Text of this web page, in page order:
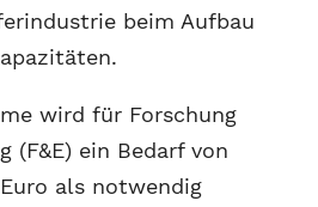
beim Aufbau
wird für Forschung
(F&E) ein Bedarf von
als notwendig